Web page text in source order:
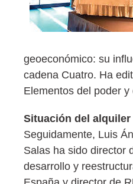
geoeconómico: su
cadena Cuatro. Ha
Elementos del poder
Situación del alquiler
Seguidamente, Luis
Salas ha sido director
desarrollo y